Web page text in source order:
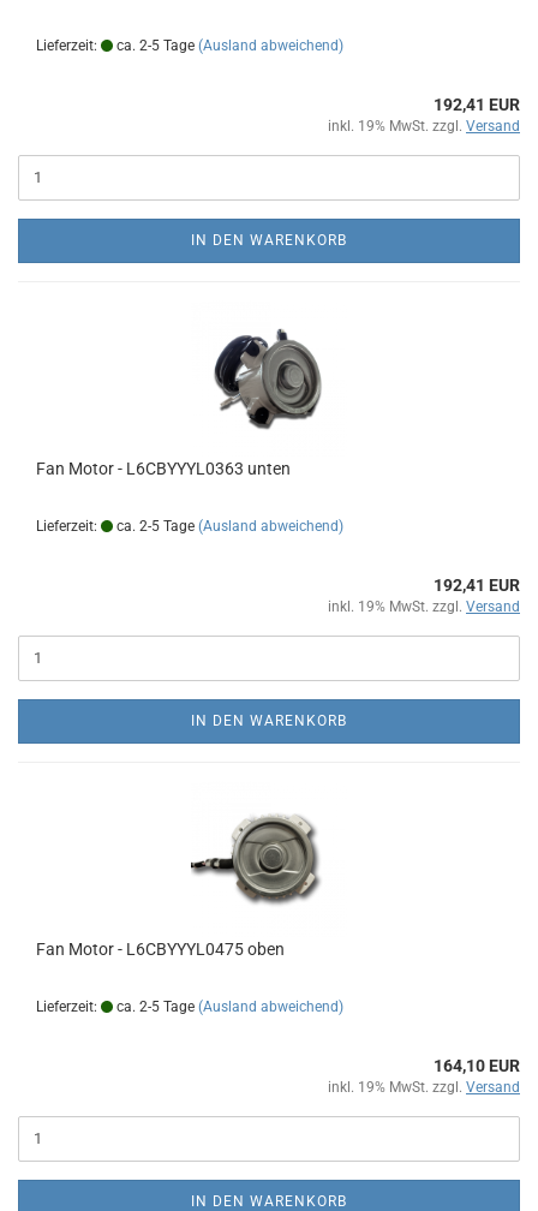
Lieferzeit: ca. 2-5 Tage (Ausland abweichend)
192,41 EUR
inkl. 19% MwSt. zzgl. Versand
IN DEN WARENKORB
Fan Motor - L6CBYYYL0363 unten
Lieferzeit: ca. 2-5 Tage (Ausland abweichend)
192,41 EUR
inkl. 19% MwSt. zzgl. Versand
IN DEN WARENKORB
Fan Motor - L6CBYYYL0475 oben
Lieferzeit: ca. 2-5 Tage (Ausland abweichend)
164,10 EUR
inkl. 19% MwSt. zzgl. Versand
IN DEN WARENKORB